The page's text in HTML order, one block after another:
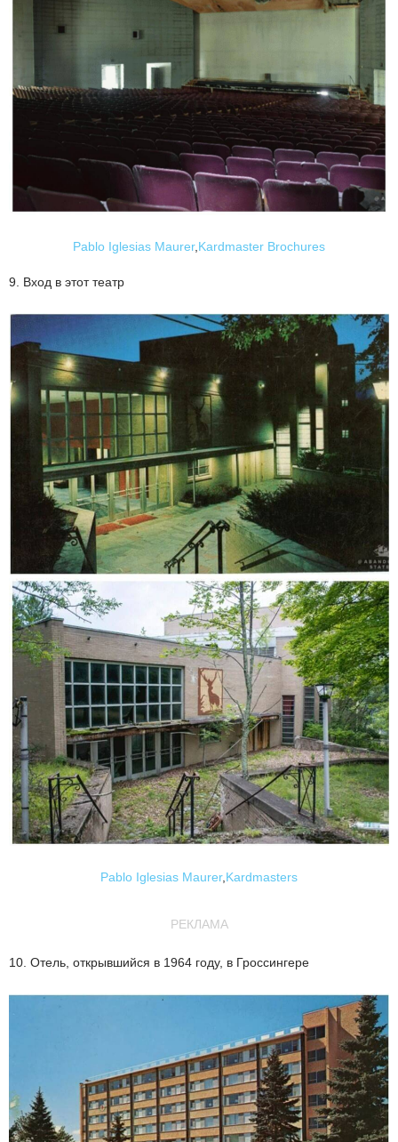
Pablo Iglesias Maurer,Kardmaster Brochures
9. Вход в этот театр
Pablo Iglesias Maurer, Kardmasters
РЕКЛАМА
10. Отель, открывшийся в 1964 году, в Гроссингере